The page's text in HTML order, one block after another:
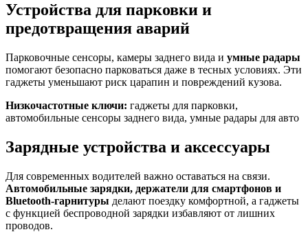
Устройства для парковки и
предотвращения аварий
Парковочные сенсоры, камеры заднего вида и умные радары
помогают безопасно парковаться даже в тесных условиях. Эти
гаджеты уменьшают риск царапин и повреждений кузова.
Низкочастотные ключи: гаджеты для парковки,
автомобильные сенсоры заднего вида, умные радары для авто
Зарядные устройства и аксессуары
Для современных водителей важно оставаться на связи.
Автомобильные зарядки, держатели для смартфонов и
Bluetooth-гарнитуры делают поездку комфортной, а гаджеты
с функцией беспроводной зарядки избавляют от лишних
проводов.